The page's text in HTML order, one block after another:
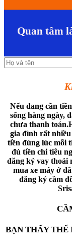
Quan tâm
Nếu đang cần
sống hàng ngày,
chưa thanh
gia đình rất
tiền đúng lúc mỗi
đủ tiền chi tiêu
đăng ký vay thoải
mua xe máy ở
đăng ký cầm
BẠN THẤY THẾ